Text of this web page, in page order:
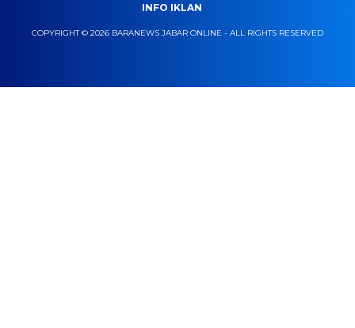
INFO IKLAN
COPYRIGHT © 2026 BARANEWS JABAR ONLINE - ALL RIGHTS RESERVED